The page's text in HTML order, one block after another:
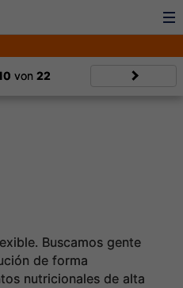
von 22
Buscamos gente
de forma
nutricionales de alta